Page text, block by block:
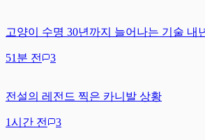
고양이 수명 30년까지 늘어나는 기술 내
51분 전 3
전설의 레전드 찍은 카니발 상황
1시간 전 3